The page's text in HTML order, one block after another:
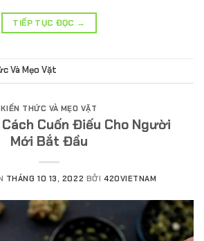
TIẾP TỤC ĐỌC →
Và Mẹo Vặt
KIẾN THỨC VÀ MẸO VẶT
Cuốn Điếu Cho Người
Mới Bắt Đầu
THÁNG 10 13, 2022 BỞI 420VIETNAM